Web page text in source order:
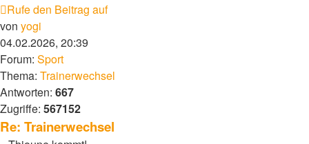
Rufe den Beitrag auf
von yogi
04.02.2026, 20:39
Forum: Sport
Thema: Trainerwechsel
Antworten: 667
Zugriffe: 567152
Re: Trainerwechsel